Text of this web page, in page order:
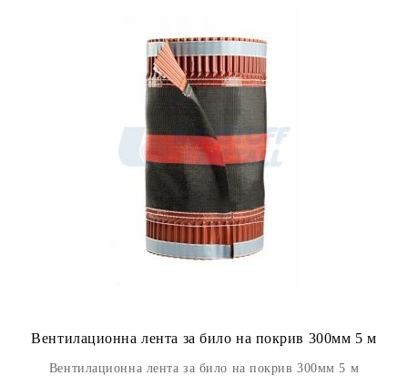
Вентилационна лента за било на покрив 300мм 5 м
Вентилационна лента за било на покрив 300мм 5 м